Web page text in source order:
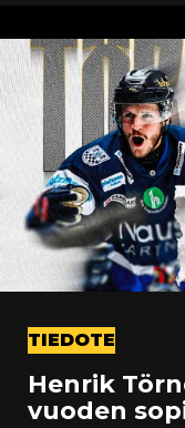
TIEDOTE
Henrik
vuoden